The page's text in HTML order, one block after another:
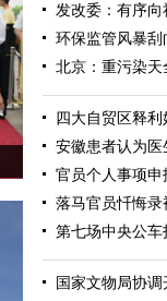
发改委：有序
环保监管风暴
北京：重污染
四大自贸区释
安徽患者认为
官员个人事项
落马官员忏悔
第七场中央公
国家文物局协